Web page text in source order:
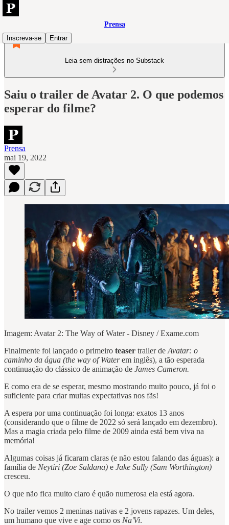
Prensa
Inscreva-se
Entrar
Leia sem distrações no Substack
Saiu o trailer de Avatar 2. O que podemos
esperar do filme?
Prensa
mai 19, 2022
Imagem: Avatar 2: The Way of Water - Disney / Exame.com
Finalmente foi lançado o primeiro teaser trailer de Avatar: o
caminho da água (the way of Waterem inglês), a tão esperada
continuação do clássico de animação de James Cameron.
E como era de se esperar, mesmo mostrando muito pouco, já foi o
suficiente para criar muitas expectativas nos fãs!
A espera por uma continuação foi longa: exatos 13 anos
(considerando que o filme de 2022 só será lançado em dezembro).
Mas a magia criada pelo filme de 2009 ainda está bem viva na
memória!
Algumas coisas já ficaram claras (e não estou falando das águas): a
família de Neytiri (Zoe Saldana) e Jake Sully (Sam Worthington)
cresceu.
O que não fica muito claro é quão numerosa ela está agora.
No trailer vemos 2 meninas nativas e 2 jovens rapazes. Um deles,
um humano que vive e age como os Na'Vi.